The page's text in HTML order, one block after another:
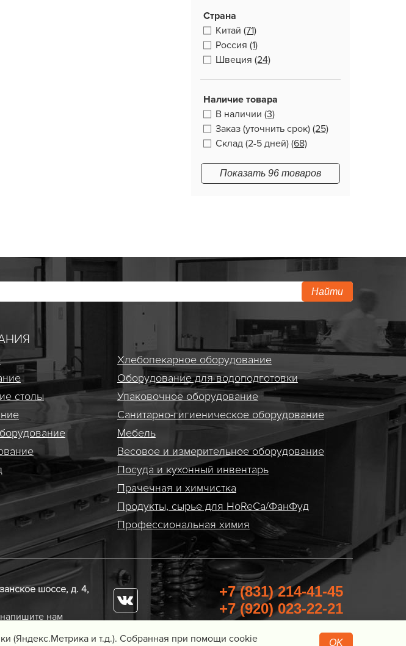
Страна
Китай (71)
Россия (1)
Швеция (24)
Наличие товара
В наличии (3)
Заказ (уточнить срок) (25)
Склад (2-5 дней) (68)
Показать 96 товаров
Найти
столы
Хлебопекарное оборудование
Оборудование для водоподготовки
Упаковочное оборудование
Санитарно-гигиеническое оборудование
Мебель
Весовое и измерительное оборудование
Посуда и кухонный инвентарь
Прачечная и химчистка
Продукты, сырье для HoReCa/ФанФуд
Профессиональная химия
шоссе, д. 4,
нам
+7 (831) 214-41-45
+7 (920) 023-22-21
Перезвоните мне
(Яндекс.Метрика и т.д.). Собранная при помощи cookie
OK